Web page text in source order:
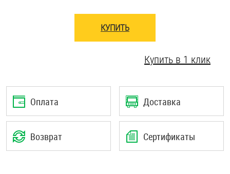
Шплинты
Штифты и пальцы
КУПИТЬ
Купить в 1 клик
Оплата Доставка
Возврат Сертификаты